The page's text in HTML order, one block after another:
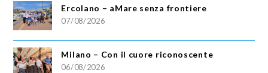
Ercolano – aMare senza frontiere
07/08/2026
Milano – Con il cuore riconoscente
06/08/2026